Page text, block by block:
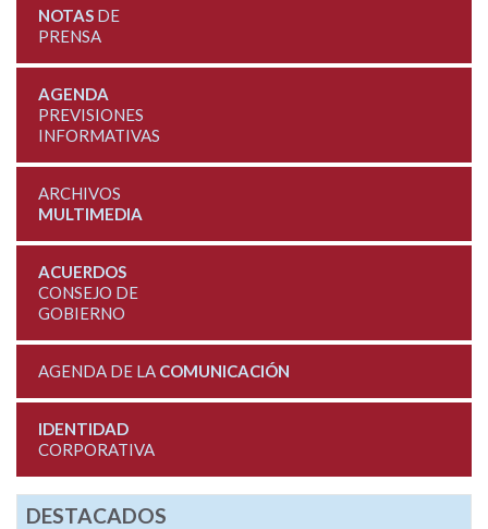
NOTASDE
PRENSA
AGENDA
PREVISIONES
INFORMATIVAS
ARCHIVOS
MULTIMEDIA
ACUERDOS
CONSEJO DE
GOBIERNO
AGENDA DE LA COMUNICACIÓN
IDENTIDAD
CORPORATIVA
DESTACADOS